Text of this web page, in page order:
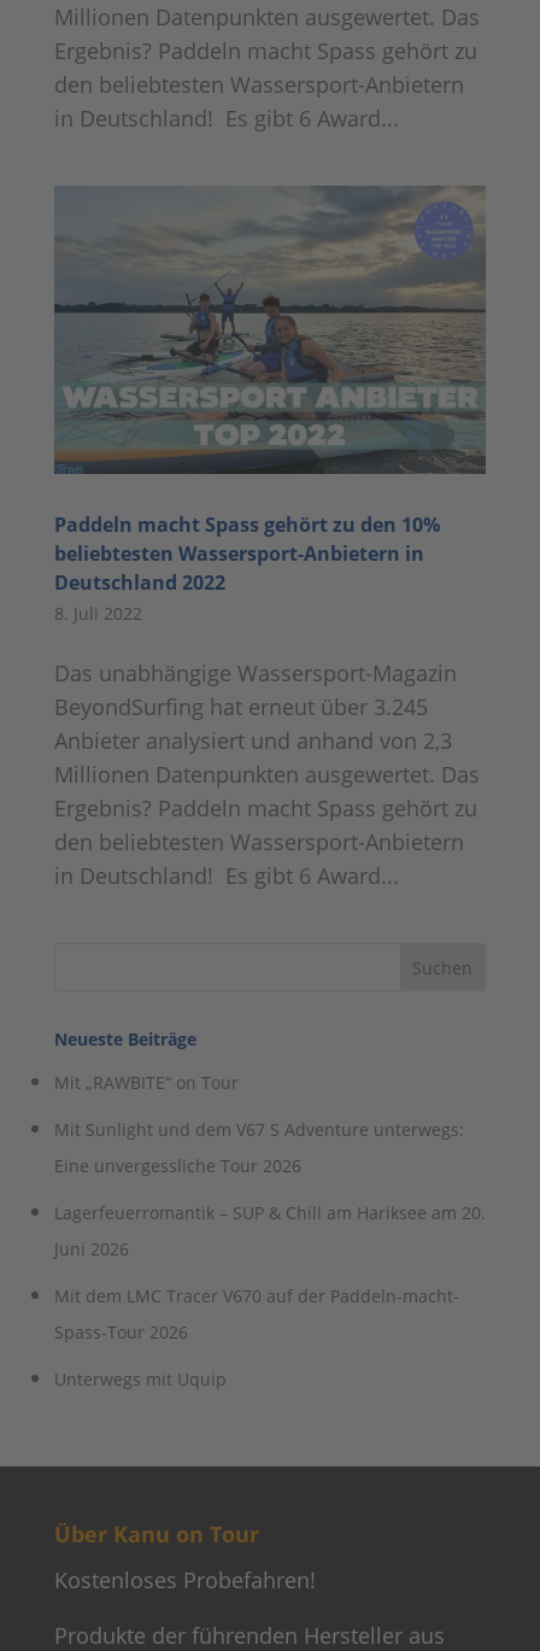
Millionen Datenpunkten ausgewertet. Das
Ergebnis? Paddeln macht Spass gehört zu
den beliebtesten Wassersport-Anbietern
in Deutschland! Es gibt 6 Award...
Paddeln macht Spass gehört zu den 10%
beliebtesten Wassersport-Anbietern in
Deutschland 2022
8. Juli 2022
Das unabhängige Wassersport-Magazin
BeyondSurfing hat erneut über 3.245
Anbieter analysiert und anhand von 2,3
Millionen Datenpunkten ausgewertet. Das
Ergebnis? Paddeln macht Spass gehört zu
den beliebtesten Wassersport-Anbietern
in Deutschland! Es gibt 6 Award...
Neueste Beiträge
Mit „RAWBITE“ on Tour
Mit Sunlight und dem V67 S Adventure unterwegs:
Eine unvergessliche Tour 2026
Lagerfeuerromantik – SUP & Chill am Hariksee am 20.
Juni 2026
Mit dem LMC Tracer V670 auf der Paddeln-macht-
Spass-Tour 2026
Unterwegs mit Uquip
Über Kanu on Tour
Kostenloses Probefahren!
Produkte der führenden Hersteller aus